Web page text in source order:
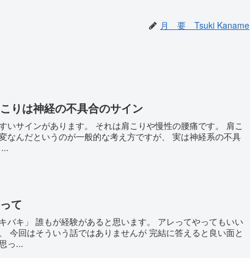
月 要 Tsuki Kaname
りは神経の不具合のサイン
れは肩こりや慢性の腰痛です。 肩こ
いうのが一般的な考え方ですが、 実は神経系の不具
合のサインとして出ています。 ...
て
ってやってもいい
面と
っ...